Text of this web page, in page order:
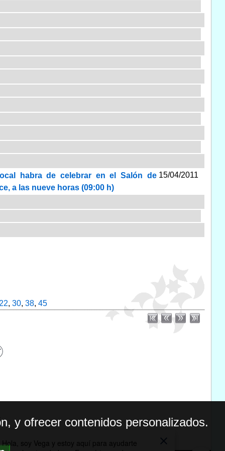
habra de celebrar en el Salón de
a las nueve horas (09:00 h)
15/04/2011
22, 30, 38, 45
y ofrecer contenidos personalizados.